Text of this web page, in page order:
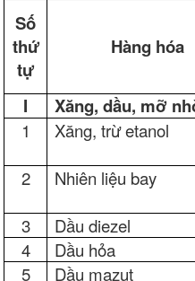
Số
thứ
tự
Hàng hóa
I Xăng, dầu, mỡ
1 Xăng, trừ etanol
2
Nhiên liệu bay
3
Dầu diezel
4
Dầu hỏa
5
Dầu mazut